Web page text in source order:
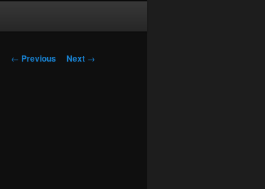
Post
← Previous Next →